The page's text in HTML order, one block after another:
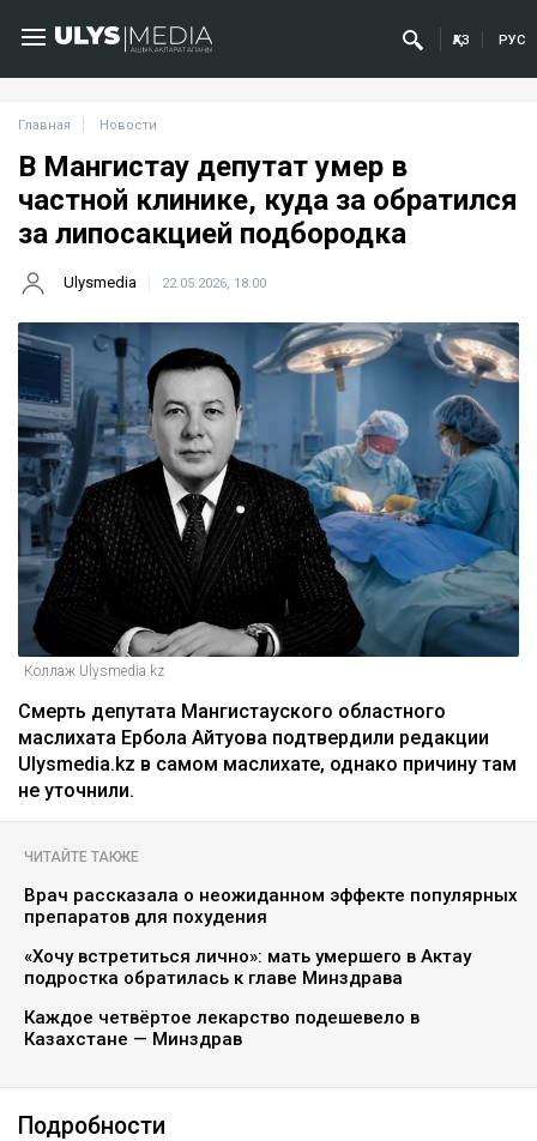
ҚАЗ РУС
Главная Новости
В Мангистау депутат умер в
частной клинике, куда за обратился
за липосакцией подбородка
Ulysmedia 22.05.2026, 18:00
Коллаж Ulysmedia.kz
Смерть депутата Мангистауского областного
маслихата Ербола Айтуова подтвердили редакции
Ulysmedia.kz в самом маслихате, однако причину там
не уточнили.
ЧИТАЙТЕ ТАКЖЕ
Врач рассказала о неожиданном эффекте популярных
препаратов для похудения
«Хочу встретиться лично»: мать умершего в Актау
подростка обратилась к главе Минздрава
Каждое четвёртое лекарство подешевело в
Казахстане — Минздрав
Подробности